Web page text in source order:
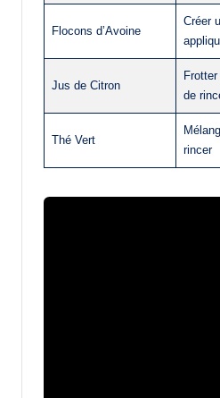
Flocons d’Avoine
Créer
Jus de Citron
de
Thé Vert
rincer